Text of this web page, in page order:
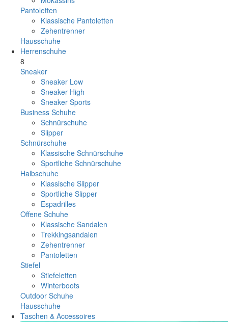
Pantoletten
Klassische Pantoletten
Zehentrenner
Hausschuhe
Herrenschuhe
8
Sneaker
Sneaker Low
Sneaker High
Sneaker Sports
Business Schuhe
Schnürschuhe
Slipper
Schnürschuhe
Klassische Schnürschuhe
Sportliche Schnürschuhe
Halbschuhe
Klassische Slipper
Sportliche Slipper
Espadrilles
Offene Schuhe
Klassische Sandalen
Trekkingsandalen
Zehentrenner
Pantoletten
Stiefel
Stiefeletten
Winterboots
Outdoor Schuhe
Hausschuhe
Taschen & Accessoires